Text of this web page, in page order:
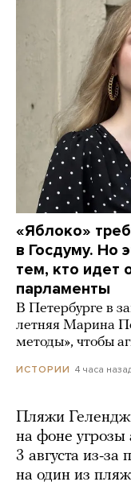
«Яблоко»
в Госдуму. Но
тем, кто идет
парламенты
В Петербурге в
летняя Марина
методы», чтобы
ИСТОРИИ 4 часа
Пляжи
на фоне угрозы
3 августа из-за
на один из